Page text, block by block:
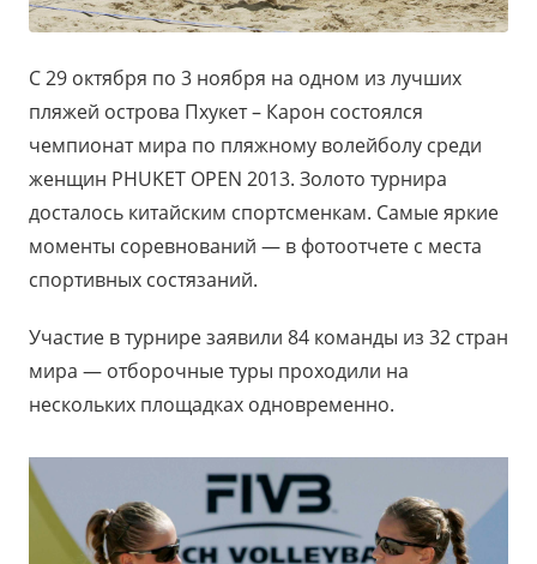
С 29 октября по 3 ноября на одном из лучших
пляжей острова Пхукет – Карон состоялся
чемпионат мира по пляжному волейболу среди
женщин PHUKET OPEN 2013. Золото турнира
досталось китайским спортсменкам. Самые яркие
моменты соревнований — в фотоотчете с места
спортивных состязаний.
Участие в турнире заявили 84 команды из 32 стран
мира — отборочные туры проходили на
нескольких площадках одновременно.